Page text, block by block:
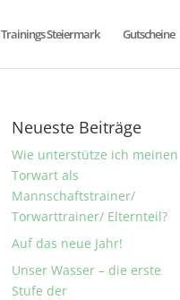
Trainings Steiermark Gutscheine
Neueste Beiträge
Wie unterstütze ich meinen
Torwart als
Mannschaftstrainer/
Torwarttrainer/ Elternteil?
Auf das neue Jahr!
Unser Wasser – die erste
Stufe der